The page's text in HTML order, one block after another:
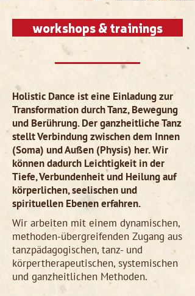
workshops & trainings
Holistic Dance ist eine Einladung zur
Transformation durch Tanz, Bewegung
und Berührung. Der ganzheitliche Tanz
stellt Verbindung zwischen dem Innen
(Soma) und Außen (Physis) her. Wir
können dadurch Leichtigkeit in der
Tiefe, Verbundenheit und Heilung auf
körperlichen, seelischen und
spirituellen Ebenen erfahren.
Wir arbeiten mit einem dynamischen,
methoden-übergreifenden Zugang aus
tanzpädagogischen, tanz- und
körpertherapeutischen, systemischen
und ganzheitlichen Methoden.